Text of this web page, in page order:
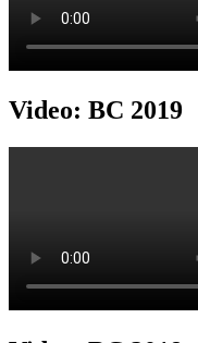
Video: BC 2019